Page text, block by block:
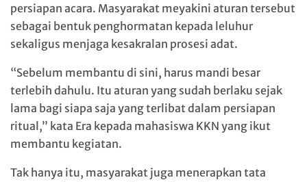
persiapan acara. Masyarakat meyakini aturan tersebut
sebagai bentuk penghormatan kepada leluhur
sekaligus menjaga kesakralan prosesi adat.
“Sebelum membantu di sini, harus mandi besar
terlebih dahulu. Itu aturan yang sudah berlaku sejak
lama bagi siapa saja yang terlibat dalam persiapan
ritual,” kata Era kepada mahasiswa KKN yang ikut
membantu kegiatan.
Tak hanya itu, masyarakat juga menerapkan tata